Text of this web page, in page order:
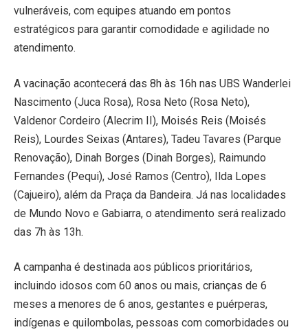
vulneráveis, com equipes atuando em pontos
estratégicos para garantir comodidade e agilidade no
atendimento.
A vacinação acontecerá das 8h às 16h nas UBS Wanderlei
Nascimento (Juca Rosa), Rosa Neto (Rosa Neto),
Valdenor Cordeiro (Alecrim II), Moisés Reis (Moisés
Reis), Lourdes Seixas (Antares), Tadeu Tavares (Parque
Renovação), Dinah Borges (Dinah Borges), Raimundo
Fernandes (Pequi), José Ramos (Centro), Ilda Lopes
(Cajueiro), além da Praça da Bandeira. Já nas localidades
de Mundo Novo e Gabiarra, o atendimento será realizado
das 7h às 13h.
A campanha é destinada aos públicos prioritários,
incluindo idosos com 60 anos ou mais, crianças de 6
meses a menores de 6 anos, gestantes e puérperas,
indígenas e quilombolas, pessoas com comorbidades ou